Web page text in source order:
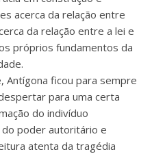
acerca da relação entre
da relação entre a lei e
próprios fundamentos da
Antígona ficou para sempre
para uma certa
do indivíduo
poder autoritário e
atenta da tragédia